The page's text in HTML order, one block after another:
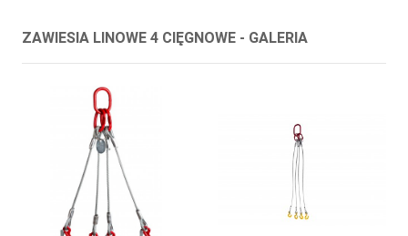
ZAWIESIA LINOWE 4 CIĘGNOWE - GALERIA